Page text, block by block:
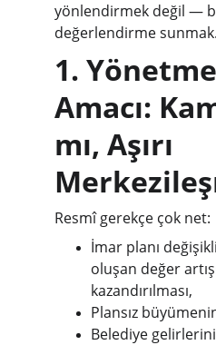
yönlendirmek değil —
değerlendirme sunmak.
1.
Amacı:
mı, Aşırı
Resmî gerekçe çok net:
İmar planı
oluşan değer
kazandırılması,
Plansız
Belediye